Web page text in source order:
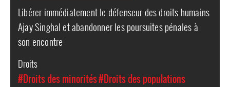
Libérer immédiatement le défenseur des droits humains
Ajay Singhal et abandonner les poursuites pénales à
son encontre
Droits
#Droits des minorités#Droits des populations